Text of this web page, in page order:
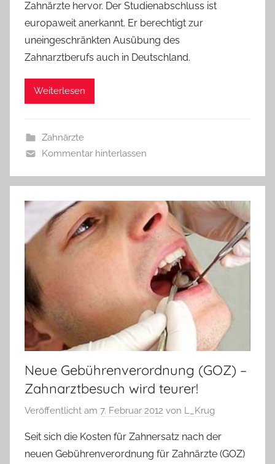
Zahnärzte hervor. Der Studienabschluss ist
europaweit anerkannt. Er berechtigt zur
uneingeschränkten Ausübung des
Zahnarztberufs auch in Deutschland.
Weiterlesen
Zahnärzte
Kommentar hinterlassen
Neue Gebührenverordnung (GOZ) –
Zahnarztbesuch wird teurer!
Veröffentlicht am 7. Februar 2012 von L_Krug
Seit sich die Kosten für Zahnersatz nach der
neuen Gebührenverordnung für Zahnärzte (GOZ)